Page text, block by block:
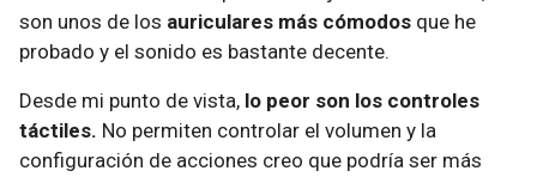
son unos de los auriculares más cómodos que he
probado y el sonido es bastante decente.
Desde mi punto de vista, lo peor son los controles
táctiles. No permiten controlar el volumen y la
configuración de acciones creo que podría ser más